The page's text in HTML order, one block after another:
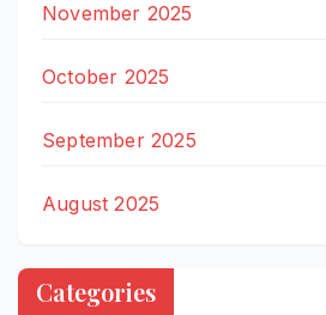
November 2025
October 2025
September 2025
August 2025
Categories